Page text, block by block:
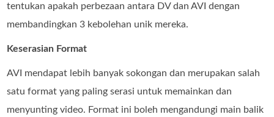
tentukan apakah perbezaan antara DV dan AVI dengan
membandingkan 3 kebolehan unik mereka.
Keserasian Format
AVI mendapat lebih banyak sokongan dan merupakan salah
satu format yang paling serasi untuk memainkan dan
menyunting video. Format ini boleh mengandungi main balik